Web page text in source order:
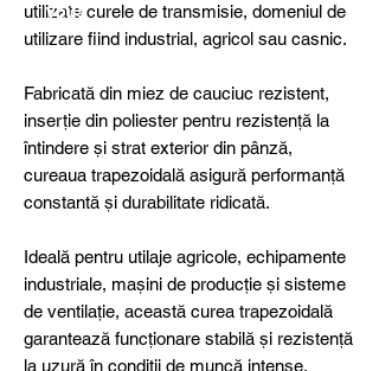
utilizate curele de transmisie, domeniul de
utilizare fiind industrial, agricol sau casnic.
Fabricată din miez de cauciuc rezistent,
inserție din poliester pentru rezistență la
întindere și strat exterior din pânză,
cureaua trapezoidală asigură performanță
constantă și durabilitate ridicată.
Ideală pentru utilaje agricole, echipamente
industriale, mașini de producție și sisteme
de ventilație, această curea trapezoidală
garantează funcționare stabilă și rezistență
la uzură în condiții de muncă intense.
you!